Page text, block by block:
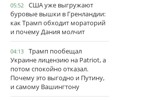
05:52
США уже выгружают
буровые вышки в Гренландии:
как Трамп обходит мораторий
и почему Дания молчит
04:13
Трамп пообещал
Украине лицензию на Patriot, а
потом спокойно отказал.
Почему это выгодно и Путину,
и самому Вашингтону